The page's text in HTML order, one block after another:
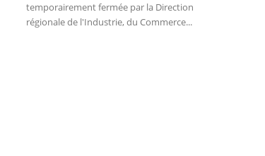
temporairement fermée par la Direction
régionale de l'Industrie, du Commerce...